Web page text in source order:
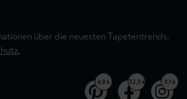
über die neuesten Tapetentrends.
4,9 k 32,5 k 3,1 k